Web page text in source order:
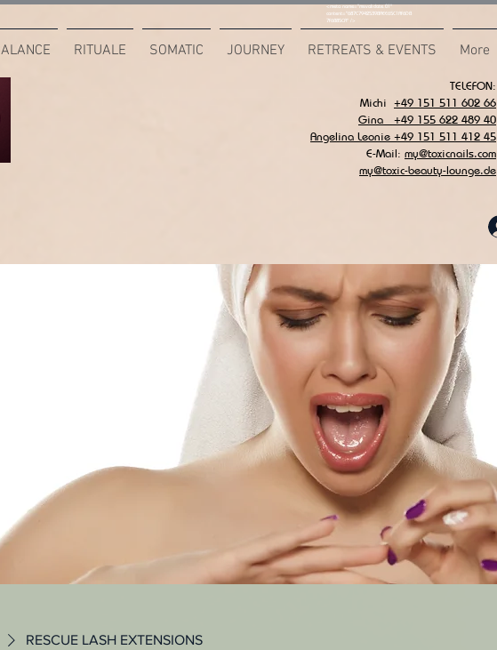
<meta name="msvalidate.01"
content="687C7942539BAEE65C1AF6DB
7F6B85CA" />
RITUALE SOMATIC JOURNEY RETREATS & EVENTS More
TELEFON:
Michi +49 151 511 602 66
Gina +49 155 622 489 40
Angelina Leonie +49 151 511 412 45
E-Mail: my@toxicnails.com
my@toxic-beauty-lounge.de
RESCUE LASH EXTENSIONS